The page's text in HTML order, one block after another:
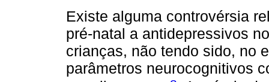
Existe alguma controvérsia
pré-natal a antidepressivos
crianças, não tendo sido, no
parâmetros neurocognitivos